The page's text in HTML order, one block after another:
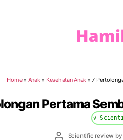
Home» Anak» Kesehatan Anak »7
Pertama
√
PostScientific review by